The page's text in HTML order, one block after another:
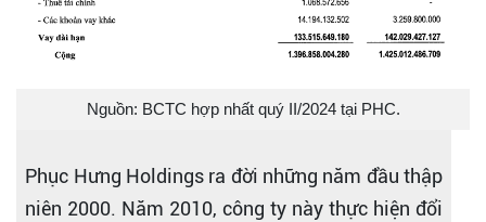
Nguồn: BCTC hợp nhất quý II/2024 tại PHC.
Phục Hưng Holdings ra đời những năm đầu thập
niên 2000. Năm 2010, công ty này thực hiện đổi